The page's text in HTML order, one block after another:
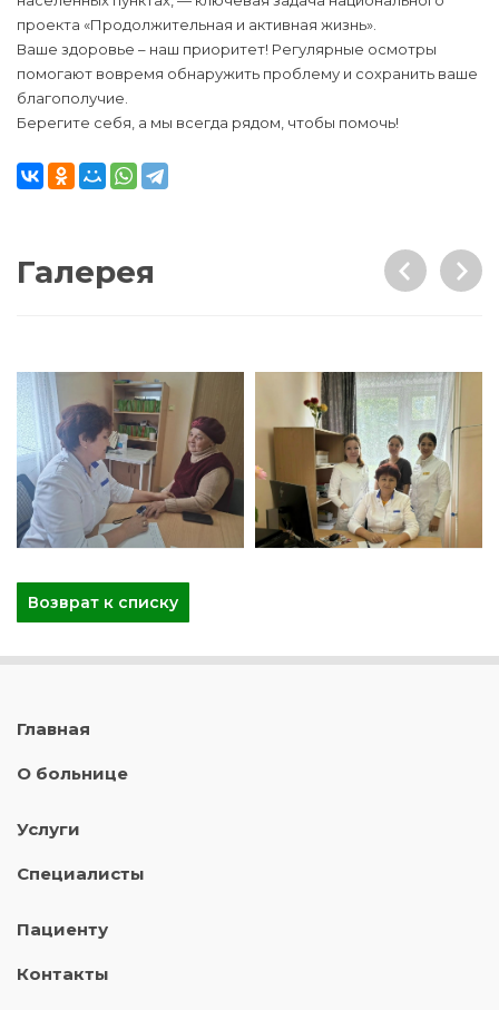
проекта «Продолжительная и активная жизнь».
Ваше здоровье – наш приоритет! Регулярные осмотры
помогают вовремя обнаружить проблему и сохранить ваше
благополучие.
Берегите себя, а мы всегда рядом, чтобы помочь!
Галерея
Возврат к списку
Главная
О больнице
Услуги
Специалисты
Пациенту
Контакты